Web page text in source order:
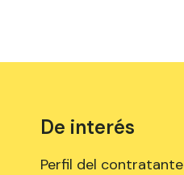
De interés
Perfil del contratante